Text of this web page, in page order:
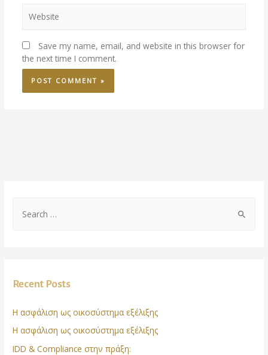
Save my name, email, and website in this browser for
the next time I comment.
Recent Posts
Η ασφάλιση ως οικοσύστημα εξέλιξης
Η ασφάλιση ως οικοσύστημα εξέλιξης
IDD & Compliance στην πράξη: